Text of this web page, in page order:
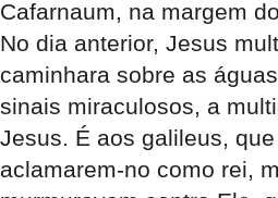
Cafarnaum, na margem
No dia anterior, Jesus
caminhara sobre as
sinais miraculosos, a
Jesus. É aos galileus,
aclamarem-no como rei,